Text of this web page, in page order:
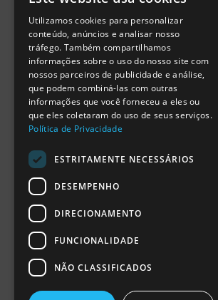
Escola Ciência Viva
Contactar
Relatório Anual RCN 2024
Relatório Intercalar RCN 2025
PORTUGUESE
ENGLISH
SPANISH
Utilizamos cookies para personalizar
conteúdo, anúncios e analisar nosso
tráfego. Também compartilhamos
informações sobre o uso do nosso site com
nossos parceiros de publicidade e análise,
que podem combiná-las com outras
informações que você forneceu a eles ou
que eles coletaram do uso de seus serviços.
Política de Privacidade
ESTRITAMENTE NECESSÁRIOS
DESEMPENHO
DIRECIONAMENTO
FUNCIONALIDADE
NÃO CLASSIFICADOS